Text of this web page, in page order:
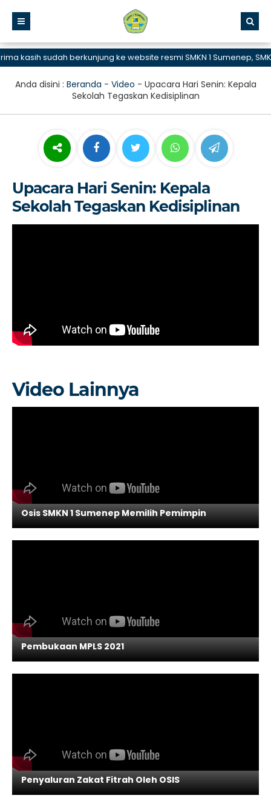
kasih sudah berkunjung ke website resmi SMKN 1 Sumenep, SMK
Anda disini : Beranda - Video - Upacara Hari Senin: Kepala
Sekolah Tegaskan Kedisiplinan
Upacara Hari Senin: Kepala
Sekolah Tegaskan Kedisiplinan
Video Lainnya
Osis SMKN 1 Sumenep Memilih Pemimpin
Pembukaan MPLS 2021
Penyaluran Zakat Fitrah Oleh OSIS